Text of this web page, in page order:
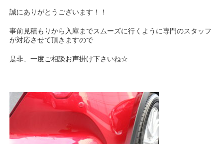
誠にありがとうございます！！
事前見積もりから入庫までスムーズに行くように専門のスタッフ
が対応させて頂きますので
是非、一度ご相談お声掛け下さいね☆